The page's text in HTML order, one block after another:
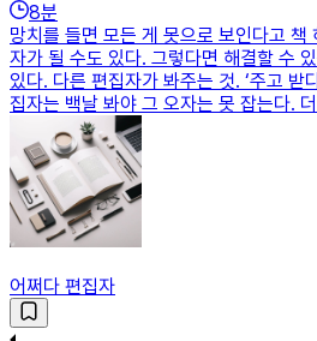
8분
망치를 들면 모든 게 못으로 보인다고 책
자가 될 수도 있다. 그렇다면 해결할 수
있다. 다른 편집자가 봐주는 것. ‘주고 받
집자는 백날 봐야 그 오자는 못 잡는다.
어쩌다 편집자